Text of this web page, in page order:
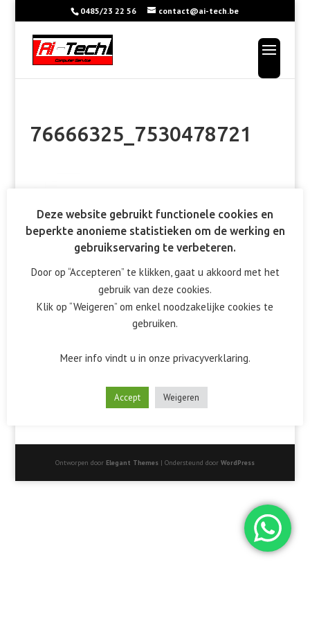
0485/23 22 56 contact@ai-tech.be
76666325_7530478721
Ontworpen door Elegant Themes| Ondersteund door WordPress
Deze website gebruikt functionele cookies en
beperkte anonieme statistieken om de werking en
gebruikservaring te verbeteren.
Door op “Accepteren” te klikken, gaat u akkoord met het
gebruik van deze cookies.
Klik op “Weigeren” om enkel noodzakelijke cookies te
gebruiken.
Meer info vindt u in onze privacyverklaring.
Accept Weigeren